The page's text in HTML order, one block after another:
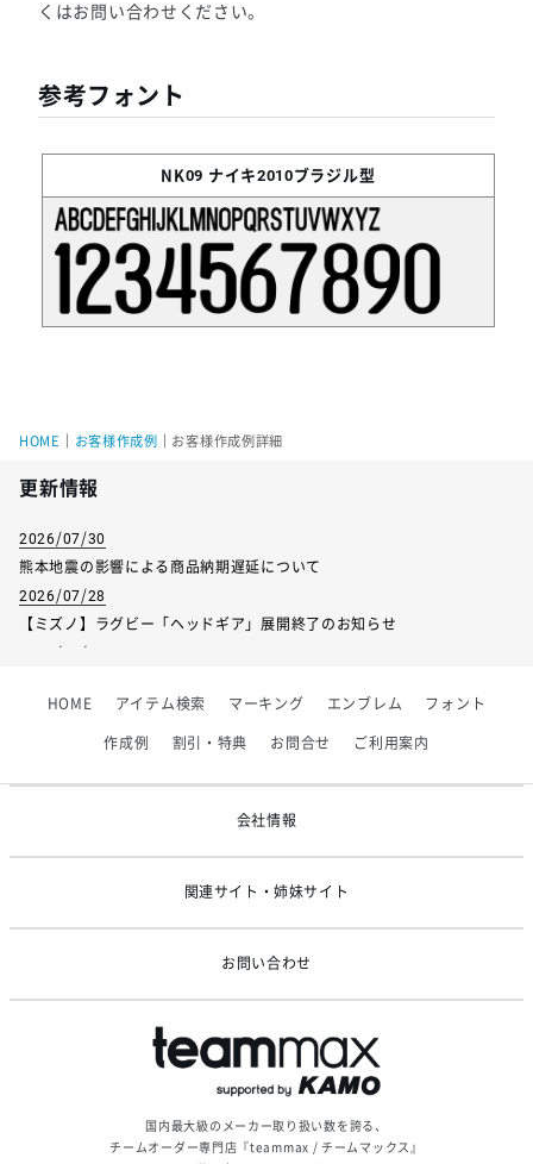
くはお問い合わせください。
参考フォント
NK09 ナイキ2010ブラジル型
HOME お客様作成例 お客様作成例詳細
更新情報
2026/07/30
熊本地震の影響による商品納期遅延について
2026/07/28
【ミズノ】ラグビー「ヘッドギア」展開終了のお知らせ
2026/06/09
【アシックス】一部商品「生地の在庫限り」廃盤のお知らせ
HOME アイテム検索 マーキング エンブレム フォント
作成例 割引・特典 お問合せ ご利用案内
会社情報
関連サイト・姉妹サイト
お問い合わせ
国内最大級のメーカー取り扱い数を誇る、
チームオーダー専門店『teammax / チームマックス』